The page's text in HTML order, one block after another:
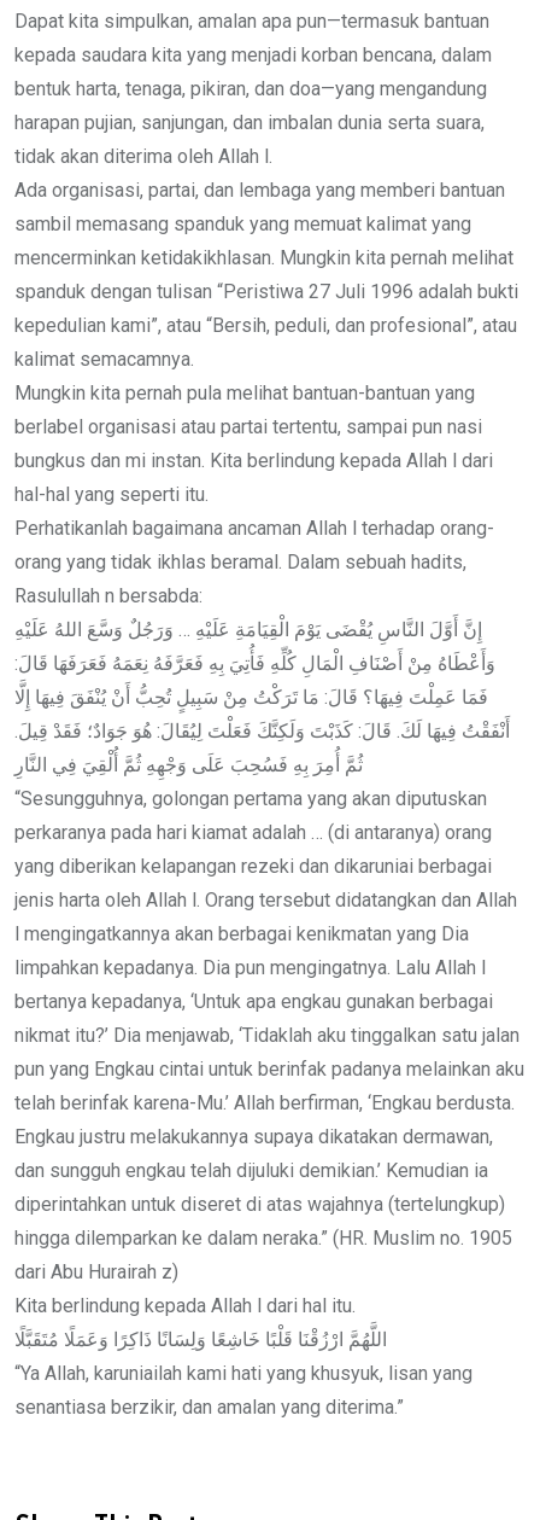
Dapat kita simpulkan, amalan apa pun—termasuk bantuan
kepada saudara kita yang menjadi korban bencana, dalam
bentuk harta, tenaga, pikiran, dan doa—yang mengandung
harapan pujian, sanjungan, dan imbalan dunia serta suara,
tidak akan diterima oleh Allah l.
Ada organisasi, partai, dan lembaga yang memberi bantuan
sambil memasang spanduk yang memuat kalimat yang
mencerminkan ketidakikhlasan. Mungkin kita pernah melihat
spanduk dengan tulisan “Peristiwa 27 Juli 1996 adalah bukti
kepedulian kami”, atau “Bersih, peduli, dan profesional”, atau
kalimat semacamnya.
Mungkin kita pernah pula melihat bantuan-bantuan yang
berlabel organisasi atau partai tertentu, sampai pun nasi
bungkus dan mi instan. Kita berlindung kepada Allah l dari
hal-hal yang seperti itu.
Perhatikanlah bagaimana ancaman Allah l terhadap orang-
orang yang tidak ikhlas beramal. Dalam sebuah hadits,
Rasulullah n bersabda:
إِنَّ أَوَّلَ النَّاسِ يُقْضَى يَوْمَ الْقِيَامَةِ عَلَيْهِ … وَرَجُلٌ وَسَّعَ اللهُ عَلَيْهِ
وَأَعْطَاهُ مِنْ أَصْنَافِ الْمَالِ كُلِّهِ فَأُتِيَ بِهِ فَعَرَّفَهُ نِعَمَهُ فَعَرَفَهَا قَالَ:
فَمَا عَمِلْتَ فِيهَا؟ قَالَ: مَا تَرَكْتُ مِنْ سَبِيلٍ تُحِبُّ أَنْ يُنْفَقَ فِيهَا إِلَّا
أَنْفَقْتُ فِيهَا لَكَ. قَالَ: كَذَبْتَ وَلَكِنَّكَ فَعَلْتَ لِيُقَالَ: هُوَ جَوَادٌ؛ فَقَدْ قِيلَ.
ثُمَّ أُمِرَ بِهِ فَسُحِبَ عَلَى وَجْهِهِ ثُمَّ أُلْقِيَ فِي النَّارِ
“Sesungguhnya, golongan pertama yang akan diputuskan
perkaranya pada hari kiamat adalah … (di antaranya) orang
yang diberikan kelapangan rezeki dan dikaruniai berbagai
jenis harta oleh Allah l. Orang tersebut didatangkan dan Allah
l mengingatkannya akan berbagai kenikmatan yang Dia
limpahkan kepadanya. Dia pun mengingatnya. Lalu Allah l
bertanya kepadanya, ‘Untuk apa engkau gunakan berbagai
nikmat itu?’ Dia menjawab, ‘Tidaklah aku tinggalkan satu jalan
pun yang Engkau cintai untuk berinfak padanya melainkan aku
telah berinfak karena-Mu.’ Allah berfirman, ‘Engkau berdusta.
Engkau justru melakukannya supaya dikatakan dermawan,
dan sungguh engkau telah dijuluki demikian.’ Kemudian ia
diperintahkan untuk diseret di atas wajahnya (tertelungkup)
hingga dilemparkan ke dalam neraka.” (HR. Muslim no. 1905
dari Abu Hurairah z)
Kita berlindung kepada Allah l dari hal itu.
اللَّهُمَّ ارْزُقْنَا قَلْبًا خَاشِعًا وَلِسَانًا ذَاكِرًا وَعَمَلًا مُتَقَبَّلًا
“Ya Allah, karuniailah kami hati yang khusyuk, lisan yang
senantiasa berzikir, dan amalan yang diterima.”